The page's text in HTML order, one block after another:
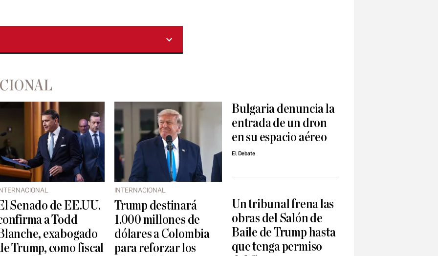
Senado de EE.UU.
a Todd
exabogado
Trump, como fiscal
INTERNACIONAL
Trump destinará
1.000 millones de
dólares a Colombia
para reforzar los
Bulgaria denuncia la
entrada de un dron
en su espacio aéreo
El Debate
Un tribunal frena las
obras del Salón de
Baile de Trump hasta
que tenga permiso